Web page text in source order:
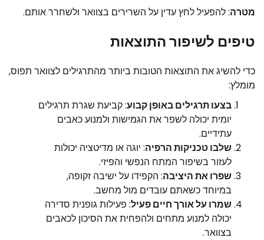
מטרה: להפעיל לחץ עדין על השרירים בצוואר ולשחרר אותם.
טיפים לשיפור התוצאות
כדי להשיג את התוצאות הטובות ביותר מהתרגילים לצוואר תפוס,
מומלץ:
בצעו תרגילים באופן קבוע: קביעת שגרת תרגילים
יומית יכולה לשפר את הגמישות ולמנוע כאבים
עתידיים.
שלבו טכניקות הרפיה: יוגה או מדיטציה יכולות
לעזור בשיפור המתח הנפשי והפיזי.
שפרו את היציבה: הקפידו על ישיבה זקופה,
במיוחד כשאתם עובדים מול מחשב.
שמרו על אורך חיים פעיל: פעילות גופנית סדירה
יכולה למנוע מתחים ולהפחית את הסיכון לכאבים
בצוואר.